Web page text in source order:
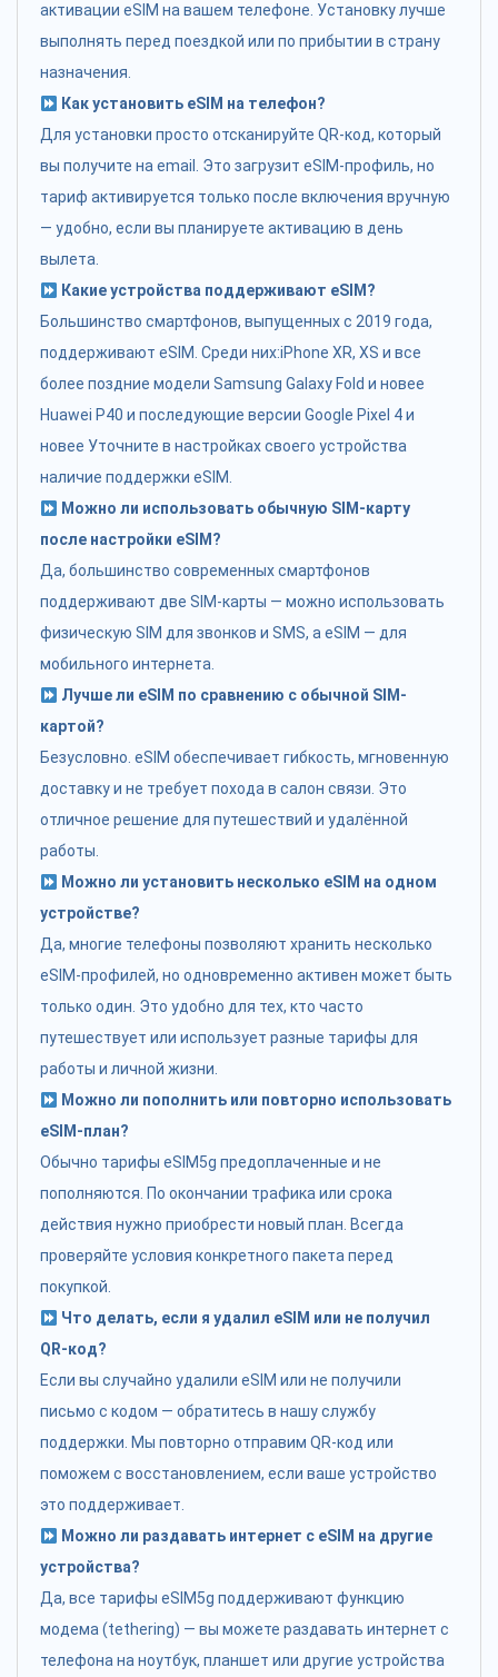
активации eSIM на вашем телефоне. Установку лучше
выполнять перед поездкой или по прибытии в страну
назначения.
Как установить eSIM на телефон?
Для установки просто отсканируйте QR-код, который
вы получите на email. Это загрузит eSIM-профиль, но
тариф активируется только после включения вручную
— удобно, если вы планируете активацию в день
вылета.
Какие устройства поддерживают eSIM?
Большинство смартфонов, выпущенных с 2019 года,
поддерживают eSIM. Среди них:iPhone XR, XS и все
более поздние модели Samsung Galaxy Fold и новее
Huawei P40 и последующие версии Google Pixel 4 и
новее Уточните в настройках своего устройства
наличие поддержки eSIM.
Можно ли использовать обычную SIM-карту
после настройки eSIM?
Да, большинство современных смартфонов
поддерживают две SIM-карты — можно использовать
физическую SIM для звонков и SMS, а eSIM — для
мобильного интернета.
Лучше ли eSIM по сравнению с обычной SIM-
картой?
Безусловно. eSIM обеспечивает гибкость, мгновенную
доставку и не требует похода в салон связи. Это
отличное решение для путешествий и удалённой
работы.
Можно ли установить несколько eSIM на одном
устройстве?
Да, многие телефоны позволяют хранить несколько
eSIM-профилей, но одновременно активен может быть
только один. Это удобно для тех, кто часто
путешествует или использует разные тарифы для
работы и личной жизни.
Можно ли пополнить или повторно использовать
eSIM-план?
Обычно тарифы eSIM5g предоплаченные и не
пополняются. По окончании трафика или срока
действия нужно приобрести новый план. Всегда
проверяйте условия конкретного пакета перед
покупкой.
Что делать, если я удалил eSIM или не получил
QR-код?
Если вы случайно удалили eSIM или не получили
письмо с кодом — обратитесь в нашу службу
поддержки. Мы повторно отправим QR-код или
поможем с восстановлением, если ваше устройство
это поддерживает.
Можно ли раздавать интернет с eSIM на другие
устройства?
Да, все тарифы eSIM5g поддерживают функцию
модема (tethering) — вы можете раздавать интернет с
телефона на ноутбук, планшет или другие устройства